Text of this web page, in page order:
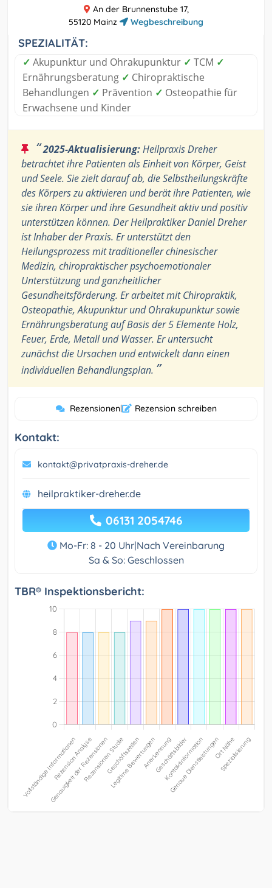
An der Brunnenstube 17,
55120 Mainz
Wegbeschreibung
SPEZIALITÄT:
✓ Akupunktur und Ohrakupunktur ✓ TCM ✓
Ernährungsberatung ✓ Chiropraktische
Behandlungen ✓ Prävention ✓ Osteopathie für
Erwachsene und Kinder
“2025-Aktualisierung:Heilpraxis Dreher
betrachtet ihre Patienten als Einheit von Körper, Geist
und Seele. Sie zielt darauf ab, die Selbstheilungskräfte
des Körpers zu aktivieren und berät ihre Patienten, wie
sie ihren Körper und ihre Gesundheit aktiv und positiv
unterstützen können. Der Heilpraktiker Daniel Dreher
ist Inhaber der Praxis. Er unterstützt den
Heilungsprozess mit traditioneller chinesischer
Medizin, chiropraktischer psychoemotionaler
Unterstützung und ganzheitlicher
Gesundheitsförderung. Er arbeitet mit Chiropraktik,
Osteopathie, Akupunktur und Ohrakupunktur sowie
Ernährungsberatung auf Basis der 5 Elemente Holz,
Feuer, Erde, Metall und Wasser. Er untersucht
zunächst die Ursachen und entwickelt dann einen
individuellen Behandlungsplan. ”
Rezensionen| Rezension schreiben
Kontakt:
kontakt@privatpraxis-dreher.de
heilpraktiker-dreher.de
06131 2054746
Mo-Fr: 8 - 20 Uhr|Nach Vereinbarung
Sa & So: Geschlossen
TBR® Inspektionsbericht: